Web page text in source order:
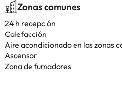
Zonas comunes
24 h recepción
Calefacción
Aire acondicionado en las zonas
Ascensor
Zona de fumadores